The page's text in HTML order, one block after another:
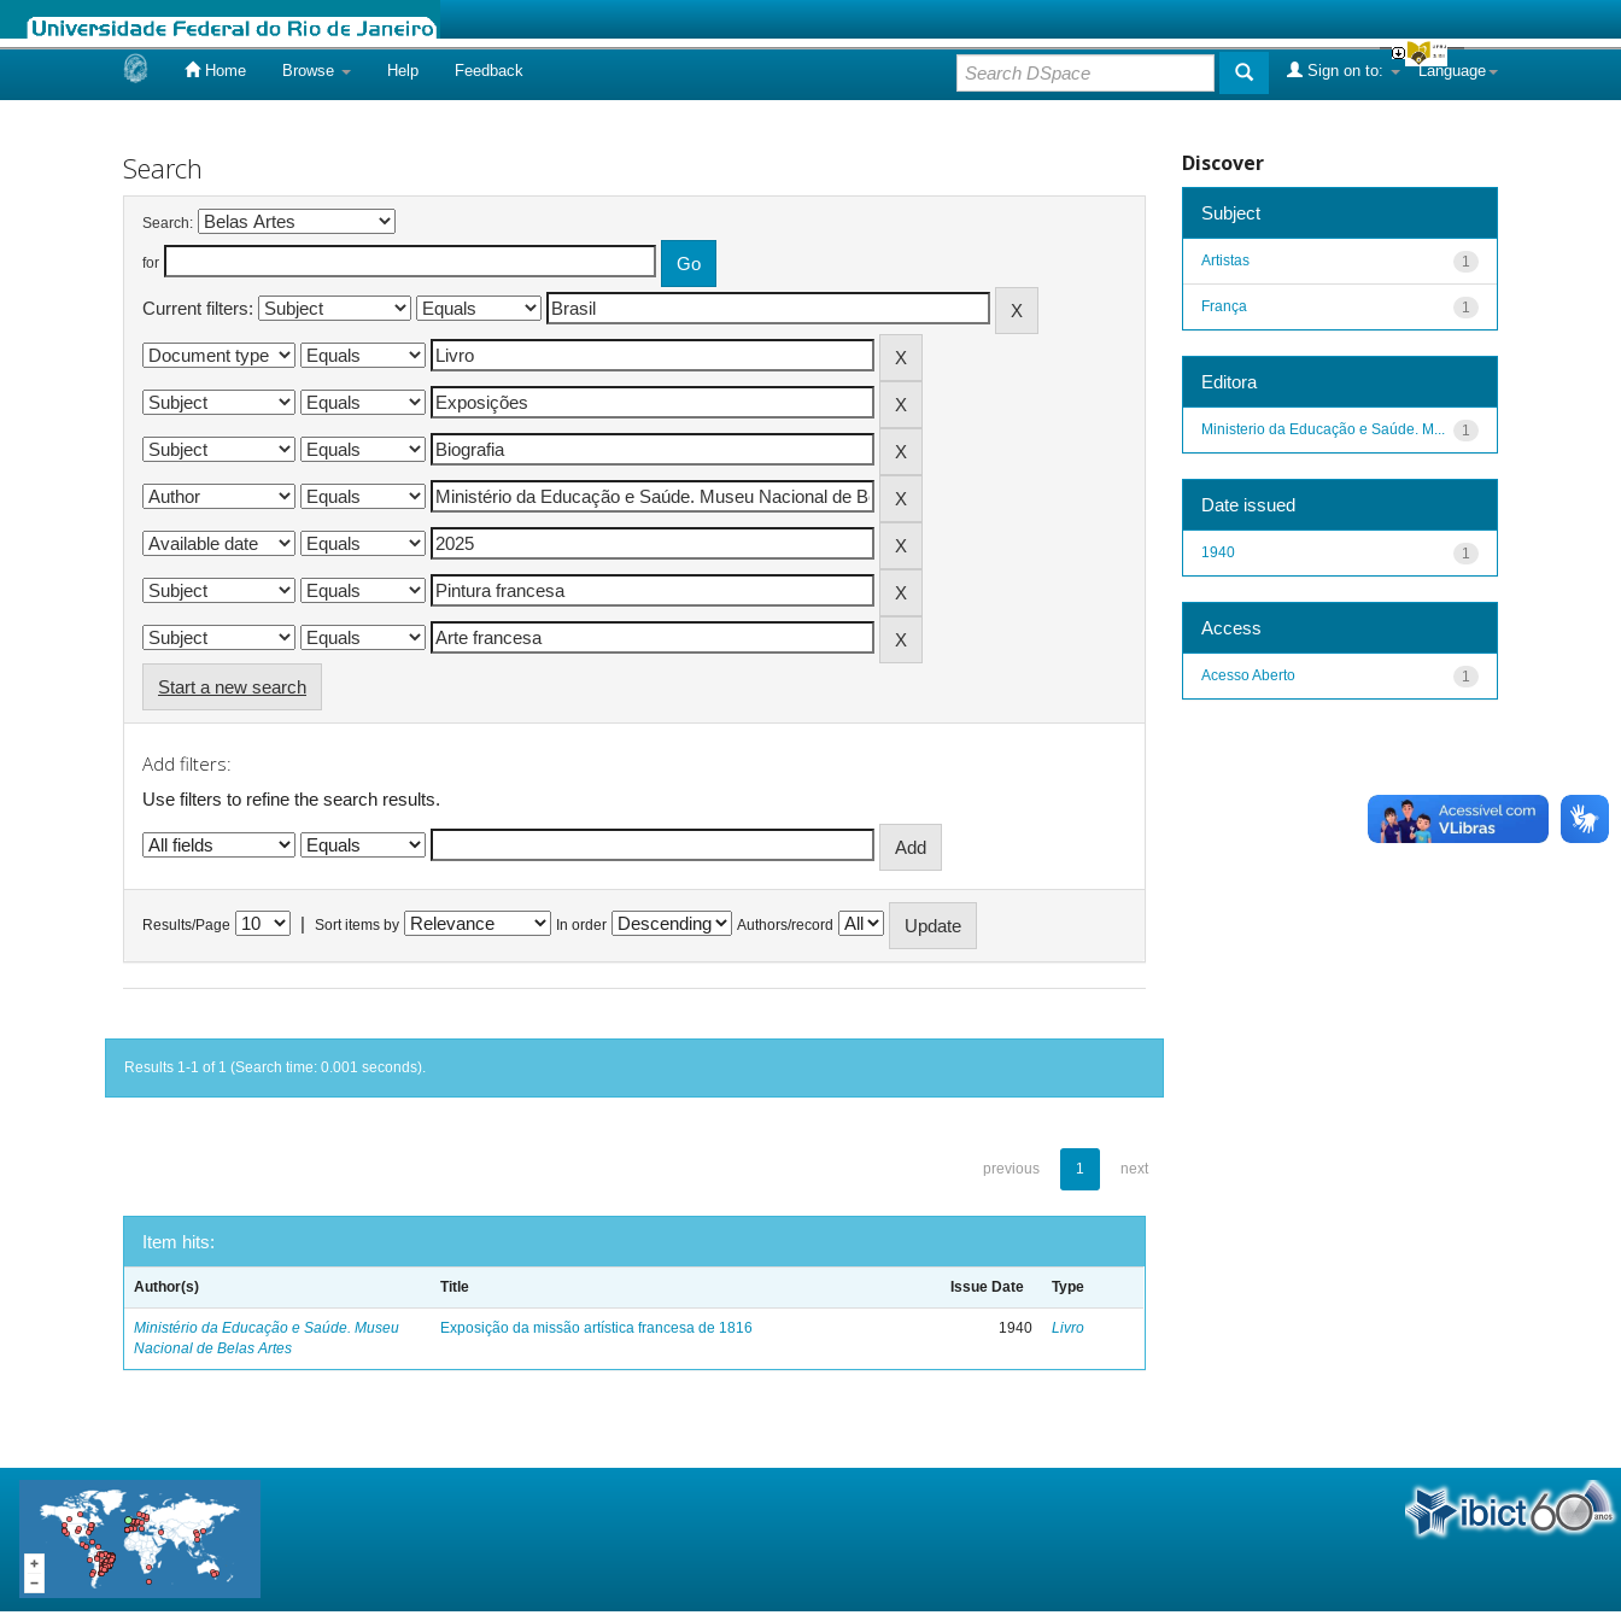
Home Browse Help Feedback Language
Sign on to:
Search
Search:
for
Current filters:
Start a new search
Add filters:
Use filters to refine the search results.
Results/Page Sort items by In order Authors/record
Results 1-1 of 1 (Search time: 0.001 seconds).
previous 1 next
Item hits:
Author(s) Title Issue Date Type
Ministério da Educação e Saúde. Museu
Nacional de Belas Artes
Exposição da missão artística francesa de 1816 1940 Livro
Discover
Subject
1
Artistas
1
França
Editora
1
Ministerio da Educação e Saúde. M...
Date issued
1
1940
Access
1
Acesso Aberto